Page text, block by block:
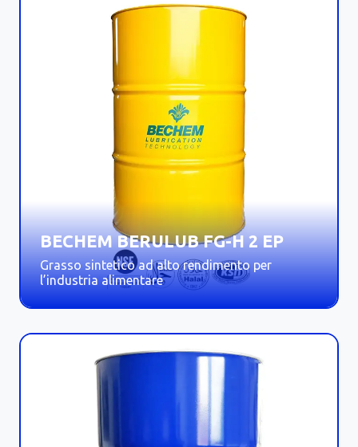
BECHEM BERULUB FG-H 2 EP
Grasso sintetico ad alto rendimento per
l’industria alimentare